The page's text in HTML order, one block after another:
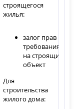
строящегося
жилья:
залог прав
требования
на строящийся
объект
Для
строительства
жилого дома: